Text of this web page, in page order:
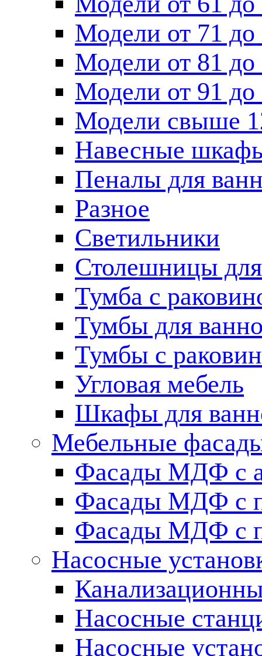
Модели от 71 до
Модели от 81 до
Модели от 91 до
Модели свыше
Навесные
Пеналы для
Разное
Светильники
Столешницы
Тумба с
Тумбы для
Тумбы с
Угловая мебель
Шкафы для
Мебельные
Фасады МДФ c
Фасады МДФ с
Фасады МДФ с
Насосные
Насосные
Насосные